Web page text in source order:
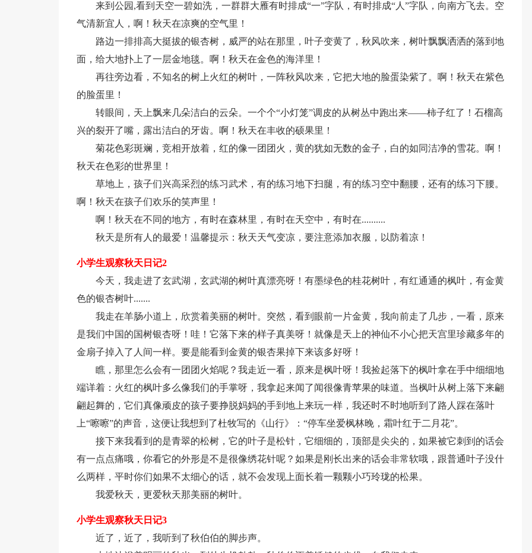
来到公园,看到天空一碧如洗，一群群大雁有时排成“一”字队，有时排成“人”字队，向南方飞去。空
气清新宜人，啊！秋天在凉爽的空气里！
路边一排排高大挺拔的银杏树，威严的站在那里，叶子变黄了，秋风吹来，树叶飘飘洒洒的落到地
面，给大地扑上了一层金地毯。啊！秋天在金色的海洋里！
再往旁边看，不知名的树上火红的树叶，一阵秋风吹来，它把大地的脸蛋染紫了。啊！秋天在紫色
的脸蛋里！
转眼间，天上飘来几朵洁白的云朵。一个个“小灯笼”调皮的从树丛中跑出来——柿子红了！石榴高
兴的裂开了嘴，露出洁白的牙齿。啊！秋天在丰收的硕果里！
菊花色彩斑斓，竞相开放着，红的像一团团火，黄的犹如无数的金子，白的如同洁净的雪花。啊！
秋天在色彩的世界里！
草地上，孩子们兴高采烈的练习武术，有的练习地下扫腿，有的练习空中翻腰，还有的练习下腰。
啊！秋天在孩子们欢乐的笑声里！
啊！秋天在不同的地方，有时在森林里，有时在天空中，有时在..........
秋天是所有人的最爱！温馨提示：秋天天气变凉，要注意添加衣服，以防着凉！
小学生观察秋天日记2
今天，我走进了玄武湖，玄武湖的树叶真漂亮呀！有墨绿色的桂花树叶，有红通通的枫叶，有金黄
色的银杏树叶.......
我走在羊肠小道上，欣赏着美丽的树叶。突然，看到眼前一片金黄，我向前走了几步，一看，原来
是我们中国的国树银杏呀！哇！它落下来的样子真美呀！就像是天上的神仙不小心把天宫里珍藏多年的
金扇子掉入了人间一样。要是能看到金黄的银杏果掉下来该多好呀！
瞧，那里怎么会有一团团火焰呢？我走近一看，原来是枫叶呀！我捡起落下的枫叶拿在手中细细地
端详着：火红的枫叶多么像我们的手掌呀，我拿起来闻了闻很像青苹果的味道。当枫叶从树上落下来翩
翩起舞的，它们真像顽皮的孩子要挣脱妈妈的手到地上来玩一样，我还时不时地听到了路人踩在落叶
上“嚓嚓”的声音，这便让我想到了杜牧写的《山行》：“停车坐爱枫林晚，霜叶红于二月花”。
接下来我看到的是青翠的松树，它的叶子是松针，它细细的，顶部是尖尖的，如果被它刺到的话会
有一点点痛哦，你看它的外形是不是很像绣花针呢？如果是刚长出来的话会非常软哦，跟普通叶子没什
么两样，平时你们如果不太细心的话，就不会发现上面长着一颗颗小巧玲珑的松果。
我爱秋天，更爱秋天那美丽的树叶。
小学生观察秋天日记3
近了，近了，我听到了秋伯伯的脚步声。